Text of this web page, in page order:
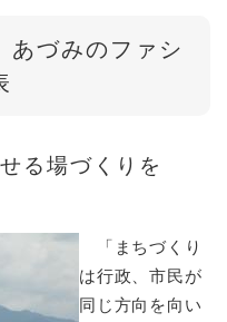
づみのファシ
る場づくりを
「まちづくり
は行政、市民が
同じ方向を向い